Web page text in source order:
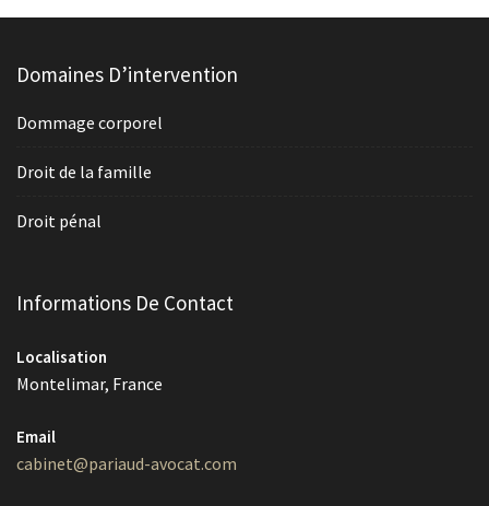
Domaines D’intervention
Dommage corporel
Droit de la famille
Droit pénal
Informations De Contact
Localisation
Montelimar, France
Email
cabinet@pariaud-avocat.com